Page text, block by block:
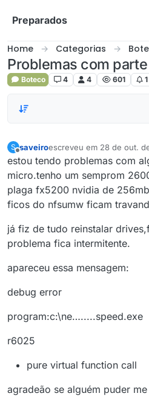
Preparados
Home Categorias
Problemas com
Boteco 4 4 601 1
S
Offline
saveiroescreveu em 28 de out.
última edição por
estou tendo problemas com
micro.tenho um semprom
plaga fx5200 nvidia de
ficos do nfsumw ficam
já fiz de tudo reinstalar
problema fica intermitente.
apareceu essa mensagem:
debug error
program:c:\ne….....speed.exe
r6025
pure virtual function call
agradeão se alguém puder